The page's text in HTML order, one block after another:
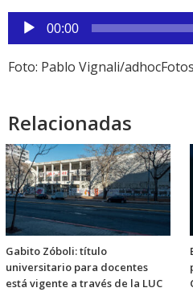
Reproductor
de
audio
00:00
Foto: Pablo Vignali/adhocFotos
Relacionadas
Gabito Zóboli: título
universitario para docentes
está vigente a través de la LUC